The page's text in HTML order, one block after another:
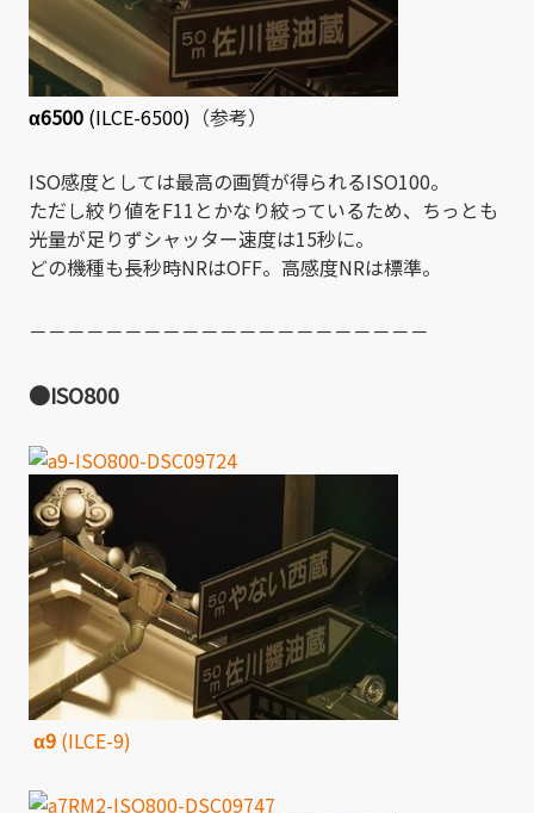
α6500 (ILCE-6500) （参考）
ISO感度としては最高の画質が得られるISO100。
ただし絞り値をF11とかなり絞っているため、ちっとも
光量が足りずシャッター速度は15秒に。
どの機種も長秒時NRはOFF。高感度NRは標準。
－－－－－－－－－－－－－－－－－－－－－
●ISO800
α9 (ILCE-9)